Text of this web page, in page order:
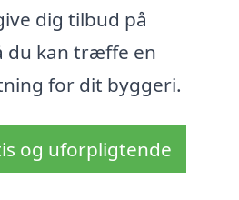
dig tilbud på
du kan træffe en
for dit byggeri.
og uforpligtende